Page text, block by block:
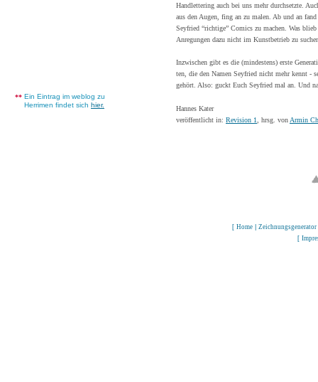
Handlettering auch bei uns mehr durchsetzte.
aus den Augen, fing an zu malen. Ab und an
Seyfried “richtige” Comics zu machen. Was
Anregungen dazu nicht im Kunstbetrieb zu
** Ein Eintrag im weblog zu
Herrimen findet sich hier.
Inzwischen gibt es die (mindestens) erste
ten, die den Namen Seyfried nicht mehr kennt -
gehört. Also: guckt Euch Seyfried mal an. Und
Hannes Kater
veröffentlicht in: Revision 1 , hrsg. von Armin
[ Home| Zeichnungsgenerator
[